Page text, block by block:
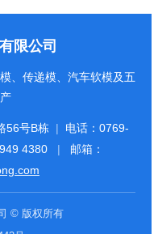
限公司
、传递模、汽车软模及五
56号B栋 | 电话： 0769-
4380 |
邮箱：
© 版权所有